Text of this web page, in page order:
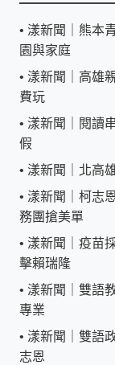
• 漾新聞｜熊本
園與家庭
• 漾新聞｜高雄
費玩
• 漾新聞｜閱讀
假
• 漾新聞｜北高
• 漾新聞｜柯志
務團搶美單
• 漾新聞｜疫苗
擊賴瑞隆
• 漾新聞｜雙語
專業
• 漾新聞｜雙語
志恩